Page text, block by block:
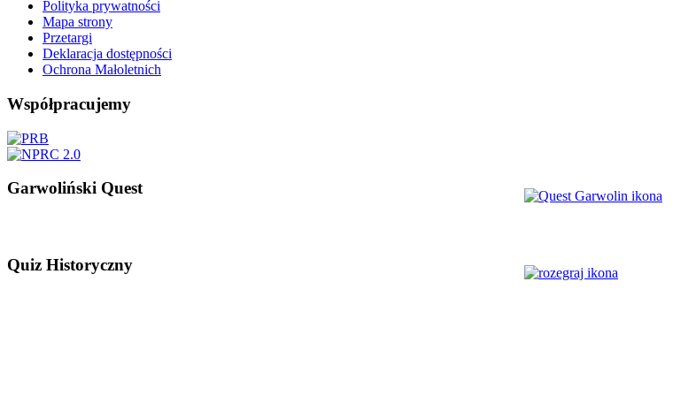
Polityka prywatności
Mapa strony
Przetargi
Deklaracja dostępności
Ochrona Małoletnich
Współpracujemy
Garwoliński Quest
Quiz Historyczny